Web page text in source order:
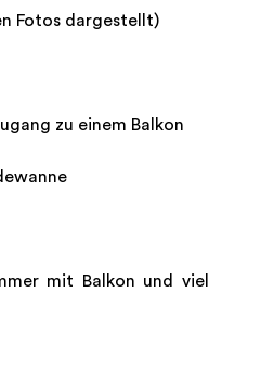
Fotos dargestellt)
zu einem Balkon
mit Balkon und viel